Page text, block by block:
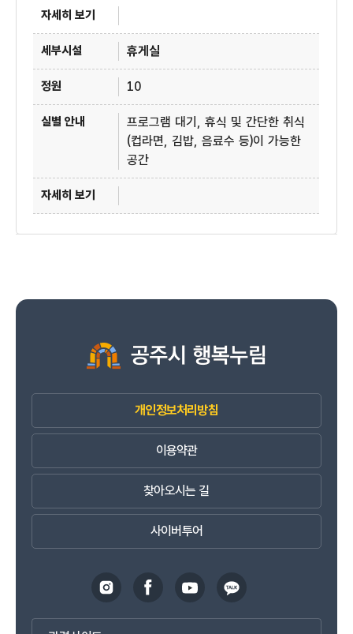
휴게실
10
프로그램 대기, 휴식 및 간단한 취식
(컵라면, 김밥, 음료수 등)이 가능한
공간
개인정보처리방침
이용약관
찾아오시는 길
사이버투어